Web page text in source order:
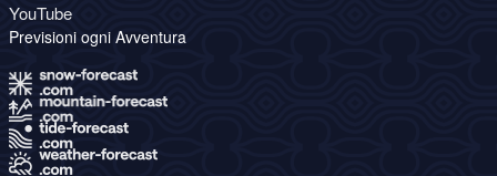
YouTube
Previsioni ogni Avventura